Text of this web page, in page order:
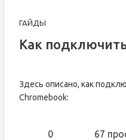
ГАЙДЫ
Как
Здесь описано, как
Chromebook:
0 67